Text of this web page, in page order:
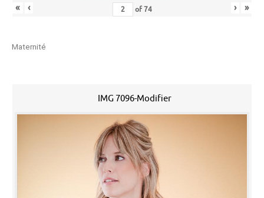
« ‹ of74 › »
Maternité
IMG 7096-Modifier